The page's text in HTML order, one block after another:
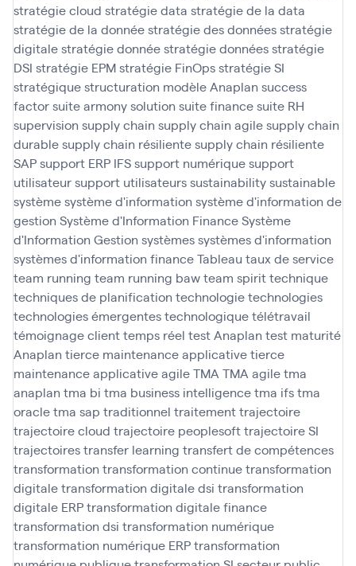
stratégie cloud stratégie data stratégie de la data
stratégie de la donnéestratégie des donnéesstratégie
digitalestratégie donnéestratégie donnéesstratégie
DSI stratégie EPMstratégie FinOpsstratégie SI
stratégiquestructuration modèle Anaplan success
factorsuite armony solution suite financesuite RH
supervision supply chain supply chain agilesupply chain
durablesupply chain résilientesupply chain résiliente
SAPsupport ERP IFSsupport numériquesupport
utilisateursupport utilisateurssustainabilitysustainable
systèmesystème d'information système d'information de
gestion Système d'Information FinanceSystème
d'Information Gestion systèmessystèmes d'information
systèmes d'information financeTableau taux de service
team running team running bawteam spirittechnique
techniques de planification technologietechnologies
technologies émergentestechnologiquetélétravail
témoignage clienttemps réel test Anaplan test maturité
Anaplan tierce maintenance applicativetierce
maintenance applicative agileTMA TMA agiletma
anaplan tma bi tma business intelligencetma ifstma
oracletma sap traditionnel traitementtrajectoire
trajectoire cloud trajectoire peoplesofttrajectoire SI
trajectoirestransfer learning transfert de compétences
transformation transformation continuetransformation
digitaletransformation digitale dsi transformation
digitale ERPtransformation digitale finance
transformation dsi transformation numérique
transformation numérique ERPtransformation